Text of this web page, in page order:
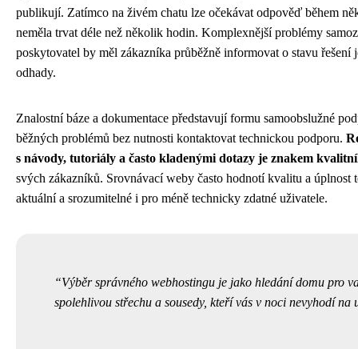
publikují. Zatímco na živém chatu lze očekávat odpověď během
neměla trvat déle než několik hodin. Komplexnější problémy
poskytovatel by měl zákazníka průběžně informovat o stavu řešení
odhady.
Znalostní báze a dokumentace představují formu samoobslužné
běžných problémů bez nutnosti kontaktovat technickou podporu.
s návody, tutoriály a často kladenými dotazy je znakem
svých zákazníků. Srovnávací weby často hodnotí kvalitu a úplnost
aktuální a srozumitelné i pro méně technicky zdatné uživatele.
Výběr správného webhostingu je jako hledání domu pro
spolehlivou střechu a sousedy, kteří vás v noci nevyhodí